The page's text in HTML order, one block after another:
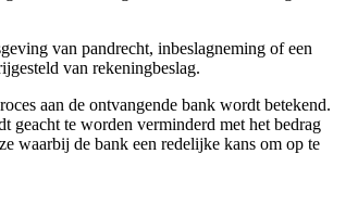
van pandrecht, inbeslagneming of een
van rekeningbeslag.
aan de ontvangende bank wordt betekend.
geacht te worden verminderd met het bedrag
waarbij de bank een redelijke kans om op te